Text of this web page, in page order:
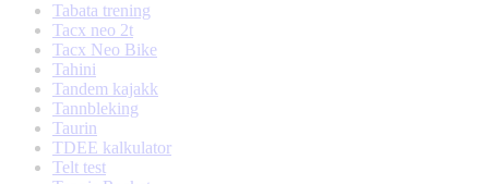
Tabata trening
Tacx neo 2t
Tacx Neo Bike
Tahini
Tandem kajakk
Tannbleking
Taurin
TDEE kalkulator
Telt test